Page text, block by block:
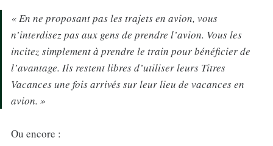
« En ne proposant pas les trajets en avion, vous
n’interdisez pas aux gens de prendre l’avion. Vous les
incitez simplement à prendre le train pour bénéficier de
l’avantage. Ils restent libres d’utiliser leurs Titres
Vacances une fois arrivés sur leur lieu de vacances en
avion. »
Ou encore :